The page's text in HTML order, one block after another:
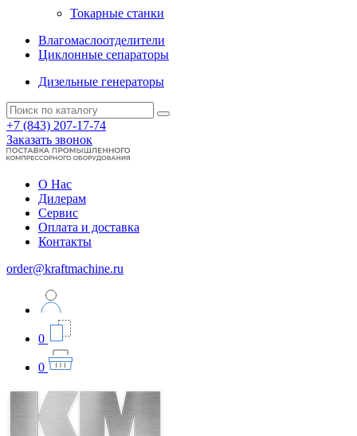
Токарные станки
Влагомаслоотделители
Циклонные сепараторы
Дизельные генераторы
+7 (843) 207-17-74
Заказать звонок
О Нас
Дилерам
Сервис
Оплата и доставка
Контакты
order@kraftmachine.ru
0
0